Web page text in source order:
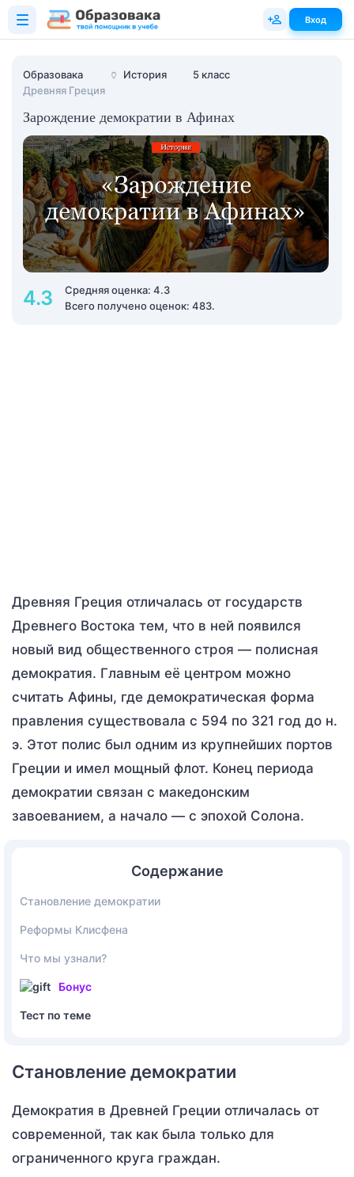
Образовака 🏺 История
5 класс
Древняя Греция
Зарождение демократии в Афинах
4.3
Средняя оценка: 4.3
Всего получено оценок: 483.
Древняя Греция отличалась от государств
Древнего Востока тем, что в ней появился
новый вид общественного строя — полисная
демократия. Главным её центром можно
считать Афины, где демократическая форма
правления существовала с 594 по 321 год до н.
э. Этот полис был одним из крупнейших портов
Греции и имел мощный флот. Конец периода
демократии связан с македонским
завоеванием, а начало — с эпохой Солона.
Содержание
Становление демократии
Реформы Клисфена
Что мы узнали?
Бонус
Тест по теме
Становление демократии
Демократия в Древней Греции отличалась от
современной, так как была только для
ограниченного круга граждан.
Вход